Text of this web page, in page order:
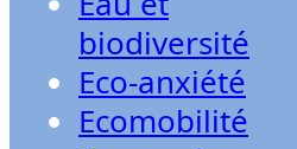
biodiversité
Eco-anxiété
Ecomobilité